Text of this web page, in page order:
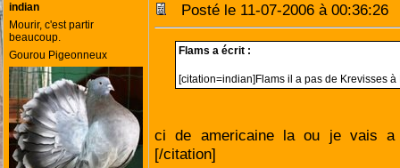
indian
Mourir, c'est partir
beaucoup.
Gourou Pigeonneux
Posté le 11-07-2006 à
Flams a écrit :
[citation=indian]Flams il a pas de Krevisses
ci de americaine la ou je vais
[/citation]